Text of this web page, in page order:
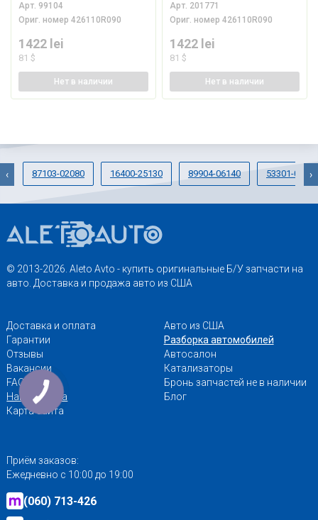
Арт. 99104
Ориг. номер426110R090
1422 lei
81 $
Нет в наличии
Арт. 201771
Ориг. номер426110R090
1422 lei
81 $
Нет в наличии
87103-02080 16400-25130 89904-06140 53301-
‹ ›
© 2013-2026. Aleto Avto - купить оригинальные Б/У запчасти на
авто. Доставка и продажа авто из США
Доставка и оплата
Гарантии
Отзывы
Вакансии
FAQ
Наши адреса
Карта сайта
Авто из США
Разборка автомобилей
Автосалон
Катализаторы
Бронь запчастей не в наличии
Блог
Приём заказов:
Ежедневно с 10:00 до 19:00
(060) 713-426